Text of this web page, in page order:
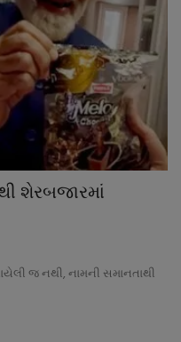
શેરબજારમાં
જ નથી, નામની સમાનતાથી